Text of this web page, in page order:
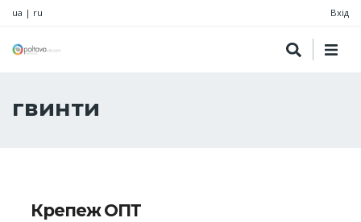
ua | ru Вхід
гвинти
Крепеж ОПТ